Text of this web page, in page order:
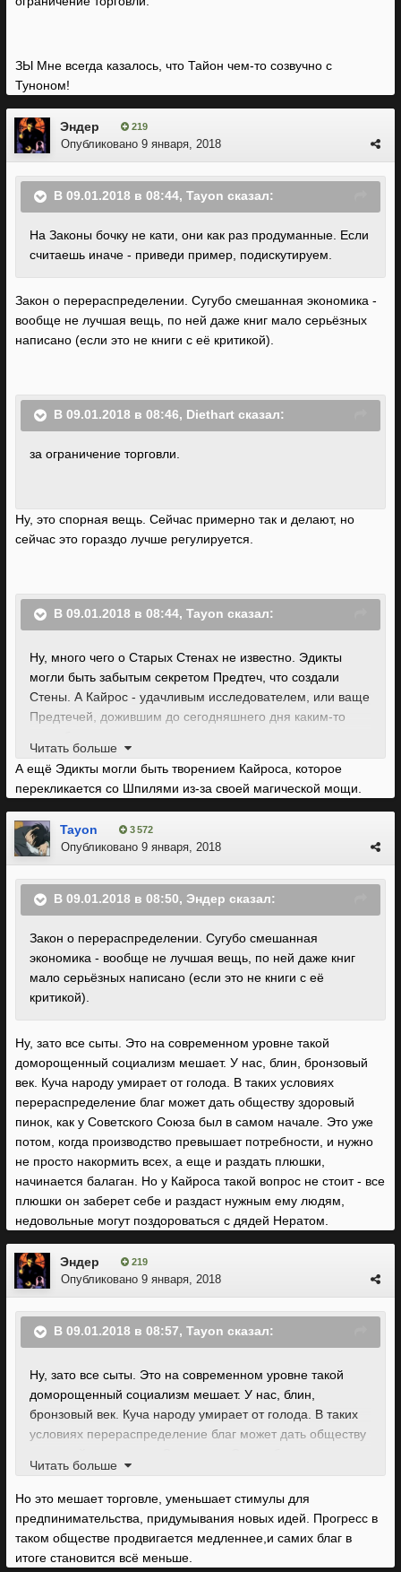
ЗЫ Мне всегда казалось, что Тайон чем-то созвучно с
Туноном!
Эндер 219
Опубликовано 9 января, 2018
В 09.01.2018 в 08:44, Tayon сказал:
На Законы бочку не кати, они как раз продуманные. Если
считаешь иначе - приведи пример, подискутируем.
Закон о перераспределении. Сугубо смешанная экономика -
вообще не лучшая вещь, по ней даже книг мало серьёзных
написано (если это не книги с её критикой).
В 09.01.2018 в 08:46, Diethart сказал:
за ограничение торговли.
Ну, это спорная вещь. Сейчас примерно так и делают, но
сейчас это гораздо лучше регулируется.
В 09.01.2018 в 08:44, Tayon сказал:
Ну, много чего о Старых Стенах не известно. Эдикты
могли быть забытым секретом Предтеч, что создали
Стены. А Кайрос - удачливым исследователем, или ваще
Предтечей, дожившим до сегодняшнего дня каким-то
Читать больше
А ещё Эдикты могли быть творением Кайроса, которое
перекликается со Шпилями из-за своей магической мощи.
Tayon 3 572
Опубликовано 9 января, 2018
В 09.01.2018 в 08:50, Эндер сказал:
Закон о перераспределении. Сугубо смешанная
экономика - вообще не лучшая вещь, по ней даже книг
мало серьёзных написано (если это не книги с её
критикой).
Ну, зато все сыты. Это на современном уровне такой
доморощенный социализм мешает. У нас, блин, бронзовый
век. Куча народу умирает от голода. В таких условиях
перераспределение благ может дать обществу здоровый
пинок, как у Советского Союза был в самом начале. Это уже
потом, когда производство превышает потребности, и нужно
не просто накормить всех, а еще и раздать плюшки,
начинается балаган. Но у Кайроса такой вопрос не стоит - все
плюшки он заберет себе и раздаст нужным ему людям,
недовольные могут поздороваться с дядей Нератом.
Эндер 219
Опубликовано 9 января, 2018
В 09.01.2018 в 08:57, Tayon сказал:
Ну, зато все сыты. Это на современном уровне такой
доморощенный социализм мешает. У нас, блин,
бронзовый век. Куча народу умирает от голода. В таких
условиях перераспределение благ может дать обществу
начале. Это уже потом, когда производство превышает
раздать плюшки, начинается балаган. Но у Кайроса
такой вопрос не стоит - все плюшки он заберет себе и
раздаст нужным ему людям, недовольные могут
Читать больше
Но это мешает торговле, уменьшает стимулы для
предпинимательства, придумывания новых идей. Прогресс в
таком обществе продвигается медленнее,и самих благ в
итоге становится всё меньше.